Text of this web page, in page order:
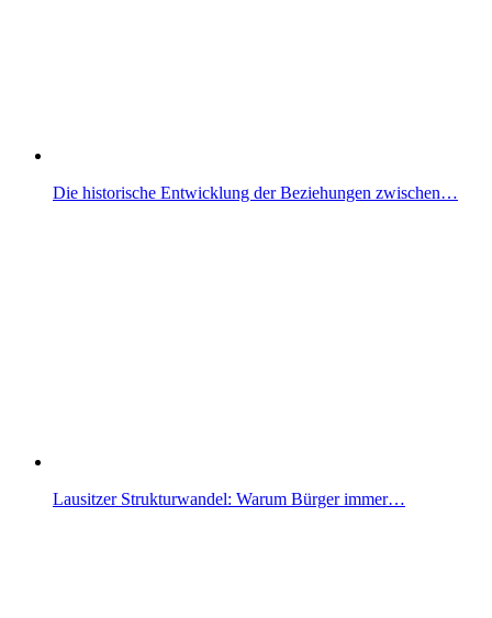
Die historische Entwicklung der Beziehungen zwischen…
Lausitzer Strukturwandel: Warum Bürger immer…